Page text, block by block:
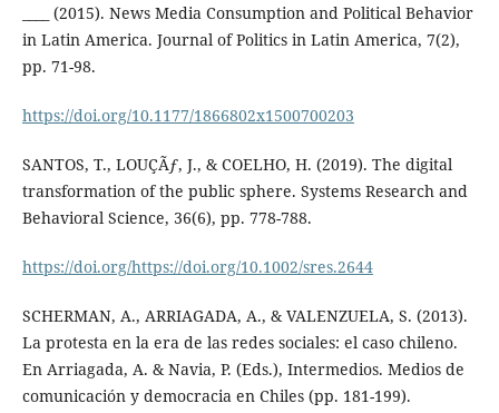
____ (2015). News Media Consumption and Political Behavior
in Latin America. Journal of Politics in Latin America, 7(2),
pp. 71-98.
https://doi.org/10.1177/1866802x1500700203
SANTOS, T., LOUÇÃƒ, J., & COELHO, H. (2019). The digital
transformation of the public sphere. Systems Research and
Behavioral Science, 36(6), pp. 778-788.
https://doi.org/https://doi.org/10.1002/sres.2644
SCHERMAN, A., ARRIAGADA, A., & VALENZUELA, S. (2013).
La protesta en la era de las redes sociales: el caso chileno.
En Arriagada, A. & Navia, P. (Eds.), Intermedios. Medios de
comunicación y democracia en Chiles (pp. 181-199).